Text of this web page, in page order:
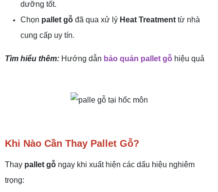
dưỡng tốt.
Chọn pallet gỗ đã qua xử lý Heat Treatment từ nhà
cung cấp uy tín.
Tìm hiểu thêm: Hướng dẫn bảo quản pallet gỗ hiệu quả
Khi Nào Cần Thay Pallet Gỗ?
Thay pallet gỗ ngay khi xuất hiện các dấu hiệu nghiêm
trọng: